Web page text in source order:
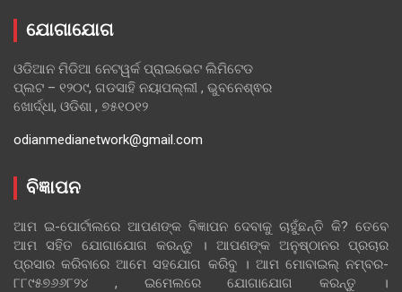
ଯୋଗାଯୋଗ
ଓଡିଆନ ମିଡିଆ ନେଟୱର୍କ ପ୍ରାଇଭେଟ ଲିମିଟେଡ
ପ୍ଲଟ – ୧୨୦୯, ଗଡସାହି ନୟାପଲ୍ଲୀ , ଭୁବନେଶ୍ଵର
ଖୋର୍ଦ୍ଧା, ଓଡିଶା , ୭୫୧୦୧୨
odianmedianetwork@gmail.com
ବିଜ୍ଞାପନ
ଆମ ଇ-ପୋର୍ଟାଲରେ ଆପଣଙ୍କ ବିଜ୍ଞାପନ ଦେବାକୁ ଚାହୁଁଛନ୍ତି କି? ତେବେ
ଆମ ସହିତ ଯୋଗାଯୋଗ କରନ୍ତୁ । ଆପଣଙ୍କ ଅନୁଷ୍ଠାନର ପ୍ରଚାର
ପ୍ରସାର କରିବାରେ ଆମେ ସହଯୋଗ କରିବୁ । ଆମ ମୋବାଇଲ୍ ନମ୍ବର-
୮୮୯୫୭୬୬୮୨୪ , ଇମେଲରେ ଯୋଗାଯୋଗ କରନ୍ତୁ ।